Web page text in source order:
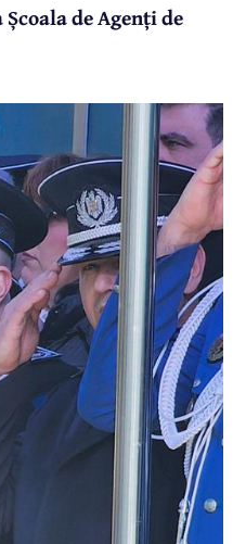
de Agenți de